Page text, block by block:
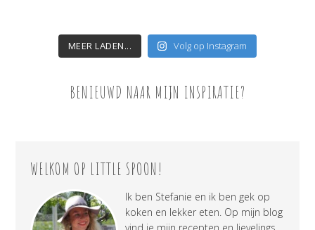
MEER LADEN... Volg op Instagram
BENIEUWD NAAR MIJN INSPIRATIE?
WELKOM OP LITTLE SPOON!
Ik ben Stefanie en ik ben gek op
koken en lekker eten. Op mijn blog